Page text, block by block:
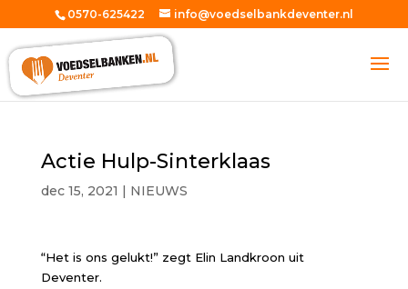
0570-625422 info@voedselbankdeventer.nl
Actie Hulp-Sinterklaas
dec 15, 2021 | NIEUWS
“Het is ons gelukt!” zegt Elin Landkroon uit
Deventer.